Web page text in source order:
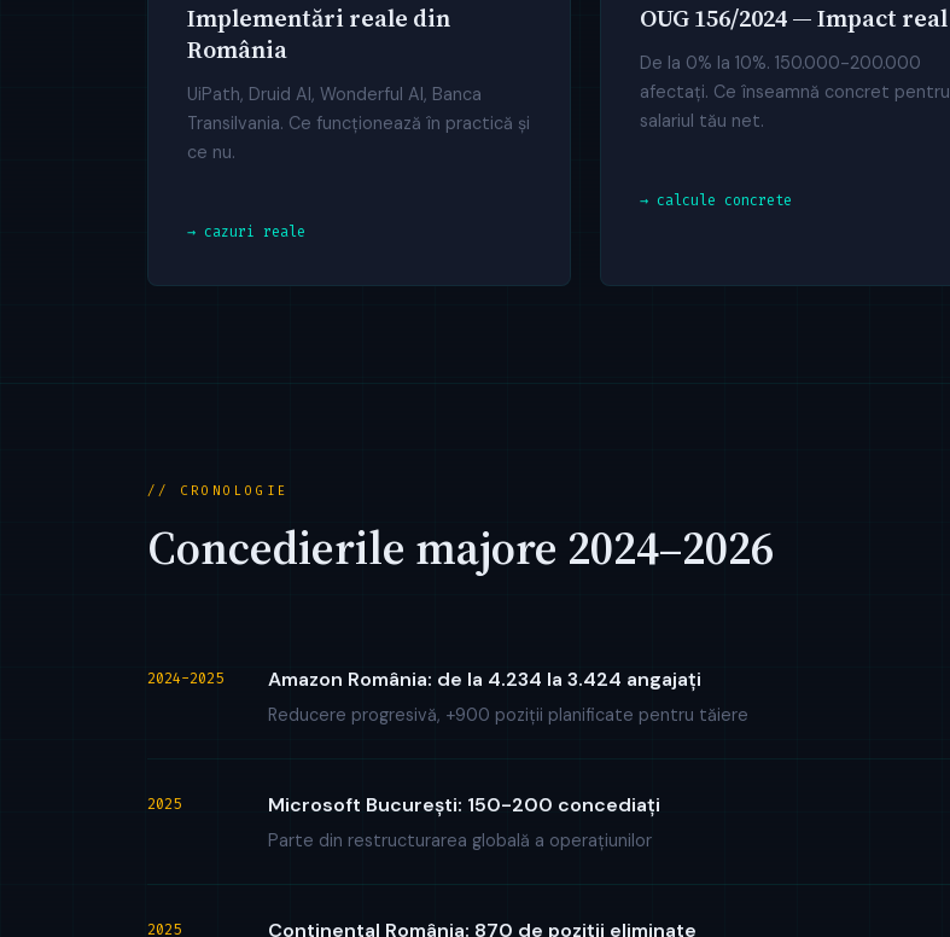
Implementări reale din
România
UiPath, Druid AI, Wonderful AI, Banca
Transilvania. Ce funcționează în practică și
ce nu.
→ cazuri reale
OUG 156/2024 — Impact real
De la 0% la 10%. 150.000-200.000
afectați. Ce înseamnă concret pentru
salariul tău net.
→ calcule concrete
// CRONOLOGIE
Concedierile majore 2024–2026
2024-2025 Amazon România: de la 4.234 la 3.424 angajați
Reducere progresivă, +900 poziții planificate pentru tăiere
2025 Microsoft București: 150-200 concediați
Parte din restructurarea globală a operațiunilor
2025 Continental România: 870 de poziții eliminate